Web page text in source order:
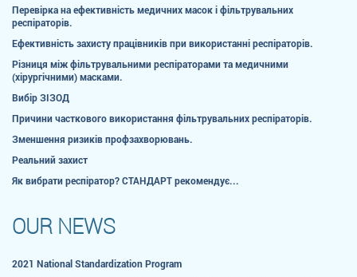
Перевірка на ефективність медичних масок і фільтрувальних
респіраторів.
Ефективність захисту працівників при використанні респіраторів.
Різниця між фільтрувальними респіраторами та медичними
(хірургічними) масками.
Вибір ЗІЗОД
Причини часткового використання фільтрувальних респіраторів.
Зменшення ризиків профзахворювань.
Реальний захист
Як вибрати респіратор? СТАНДАРТ рекомендує...
OUR NEWS
2021 National Standardization Program